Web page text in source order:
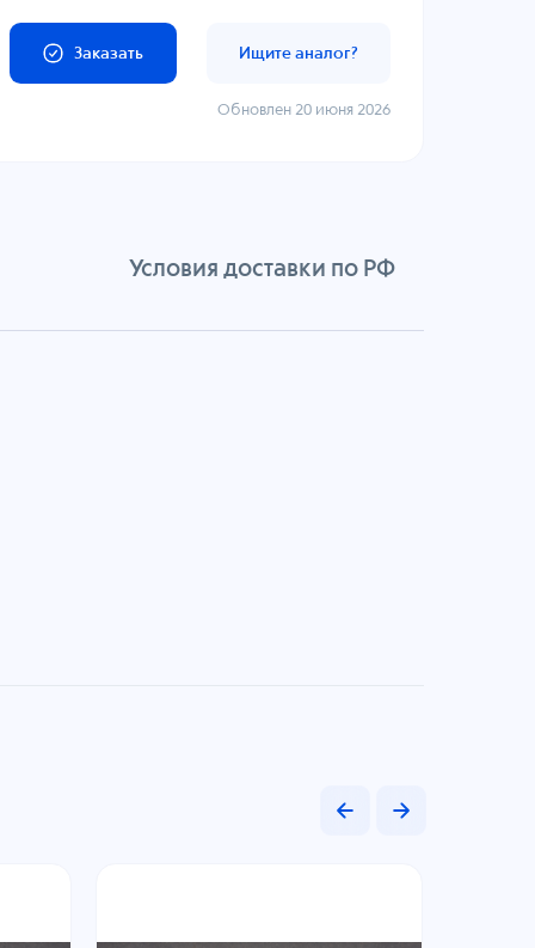
Заказать Ищите аналог?
Обновлен 20 июня 2026
Условия доставки по РФ